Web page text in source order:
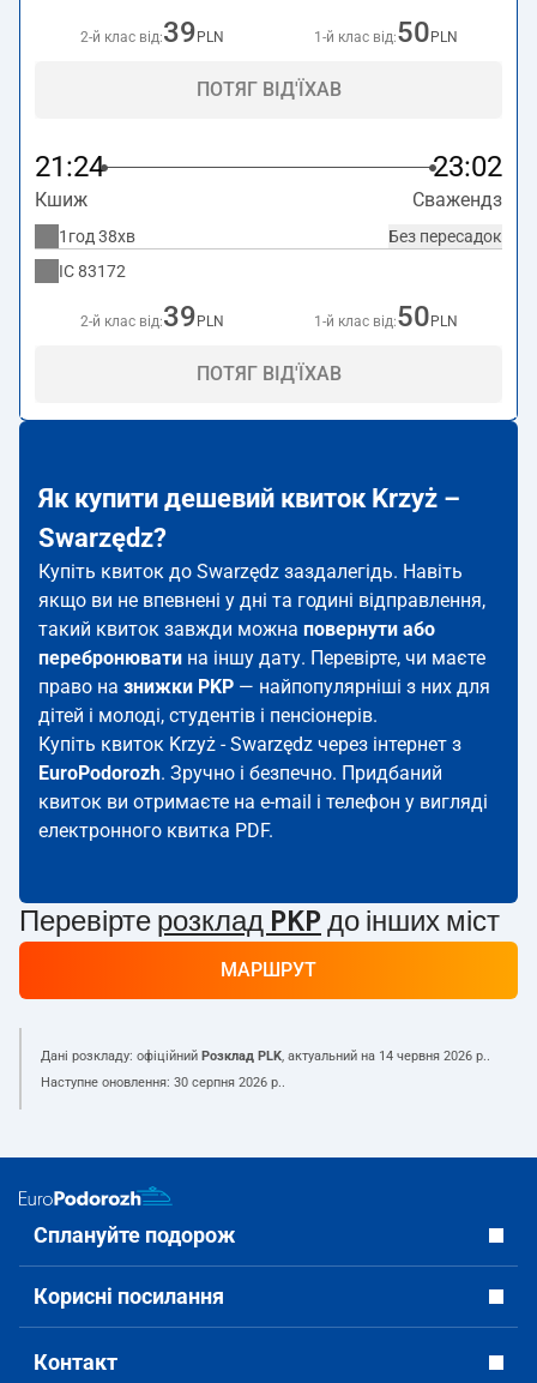
2-й клас від:39 PLN 1-й клас від:50 PLN
ПОТЯГ ВІД'ЇХАВ
21:24 23:02
Кшиж Сважендз
Без пересадок
1год 38хв
IC83172
2-й клас від:39 PLN 1-й клас від:50 PLN
ПОТЯГ ВІД'ЇХАВ
Як купити дешевий квиток Krzyż –
Swarzędz?
Купіть квиток до Swarzędz заздалегідь. Навіть
якщо ви не впевнені у дні та годині відправлення,
такий квиток завжди можна повернути або
перебронювати на іншу дату. Перевірте, чи маєте
право на знижки PKP — найпопулярніші з них для
дітей і молоді, студентів і пенсіонерів.
Купіть квиток Krzyż - Swarzędz через інтернет з
EuroPodorozh. Зручно і безпечно. Придбаний
квиток ви отримаєте на e-mail і телефон у вигляді
електронного квитка PDF.
Перевірте розклад PKP до інших міст
МАРШРУТ
Дані розкладу: офіційний Розклад PLK, актуальний на 14 червня 2026 р..
Наступне оновлення: 30 серпня 2026 р..
Сплануйте подорож
Корисні посилання
Контакт